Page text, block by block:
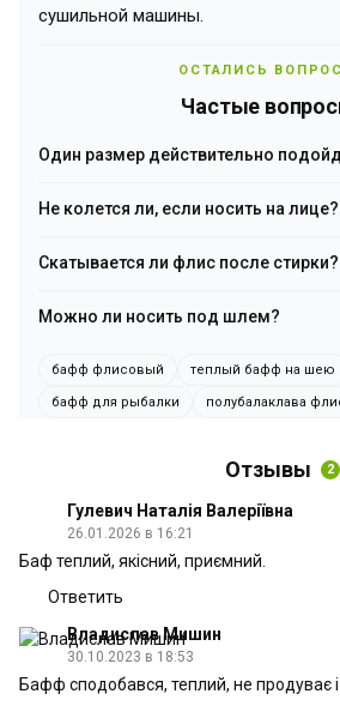
сушильной машины.
ОСТАЛИСЬ
Частые
Один размер действительно
подходит большинству взрослых — и
Не колется ли, если носить на лице?
его можно натягивать на нос и щеки без
Скатывается ли флис после стирки?
стирки. Главное — стирать при
Можно ли носить под шлем?
он работает как утеплитель шеи и
бафф флисовый теплый бафф на шею
бафф для рыбалки полубалаклава
Отзывы 2
Гулевич Наталія Валеріївна
26.01.2026 в 16:21
Баф теплий, якісний, приємний.
Ответить
Владислав Мишин
30.10.2023 в 18:53
Бафф сподобався, теплий, не продуває